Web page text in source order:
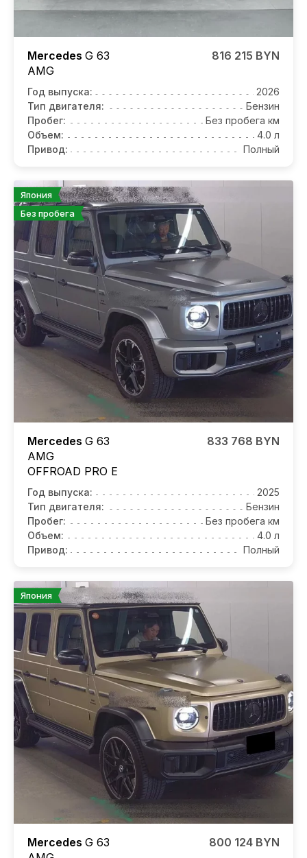
Mercedes G 63
AMG
816 215 BYN
Год выпуска:
2026
Тип двигателя:
Бензин
Пробег:
Без пробега км
Объем:
4.0 л
Привод:
Полный
Япония
Без пробега
Mercedes G 63
AMG
OFFROAD PRO E
833 768 BYN
Год выпуска:
2025
Тип двигателя:
Бензин
Пробег:
Без пробега км
Объем:
4.0 л
Привод:
Полный
Япония
Mercedes G 63
800 124 BYN